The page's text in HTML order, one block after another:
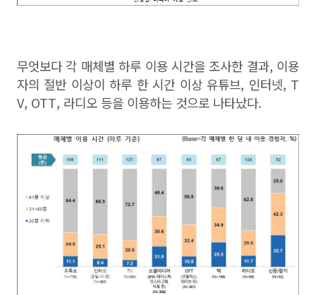
무엇보다 각 매체별 하루 이용 시간을 조사한 결과, 이용
자의 절반 이상이 하루 한 시간 이상 유튜브, 인터넷, T
V, OTT, 라디오 등을 이용하는 것으로 나타났다.